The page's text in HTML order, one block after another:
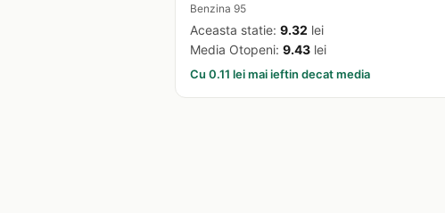
Benzina 95
Aceasta statie: 9.32 lei
Media Otopeni: 9.43 lei
Cu 0.11 lei mai ieftin decat media